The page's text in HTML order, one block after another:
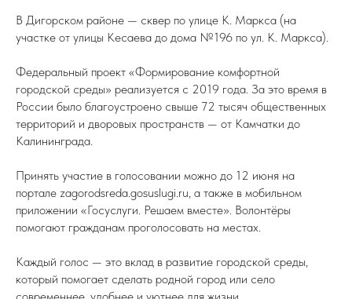
В Дигорском районе — сквер по улице К. Маркса (на
участке от улицы Кесаева до дома №196 по ул. К. Маркса).
Федеральный проект «Формирование комфортной
городской среды» реализуется с 2019 года. За это время в
России было благоустроено свыше 72 тысяч общественных
территорий и дворовых пространств — от Камчатки до
Калининграда.
Принять участие в голосовании можно до 12 июня на
портале zagorodsreda.gosuslugi.ru, а также в мобильном
приложении «Госуслуги. Решаем вместе». Волонтёры
помогают гражданам проголосовать на местах.
Каждый голос — это вклад в развитие городской среды,
который помогает сделать родной город или село